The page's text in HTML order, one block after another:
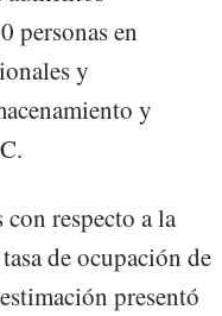
personas en
y
y
respecto a la
de ocupación de
presentó